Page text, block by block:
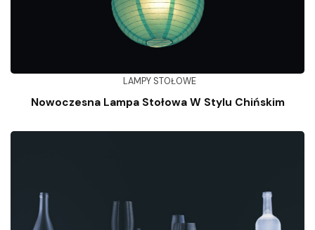
LAMPY STOŁOWE
Nowoczesna Lampa Stołowa W Stylu Chińskim